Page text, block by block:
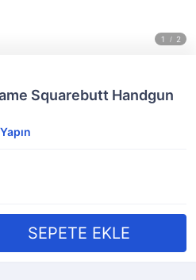
Squarebutt Handgun